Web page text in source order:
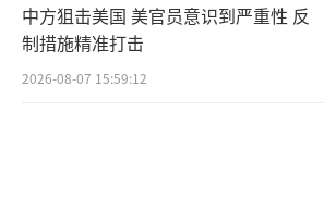
中方狙击美国 美官员意识到严重性 反
制措施精准打击
2026-08-07 15:59:12